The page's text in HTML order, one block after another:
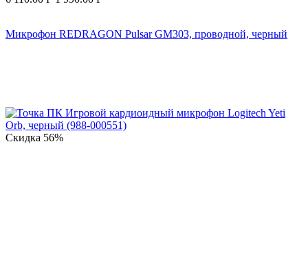
Микрофон REDRAGON Pulsar GM303, проводной, черный
Скидка 56%